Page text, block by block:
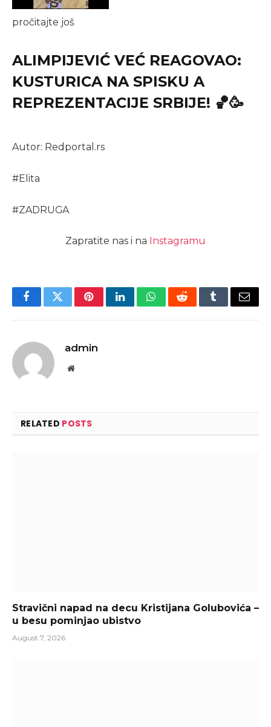
pročitajte još
ALIMPIJEVIĆ VEĆ REAGOVAO:
KUSTURICA NA SPISKU A
REPREZENTACIJE SRBIJE! 🏀🥳
Autor: Redportal.rs
#Elita
#ZADRUGA
Zapratite nas i na Instagramu
FacebookTwitterPinterestLinkedInWhatsAppRedditTumblrEmail
admin
Website
RELATED POSTS
Stravični napad na decu Kristijana Golubovića –
u besu pominjao ubistvo
August 7, 2026